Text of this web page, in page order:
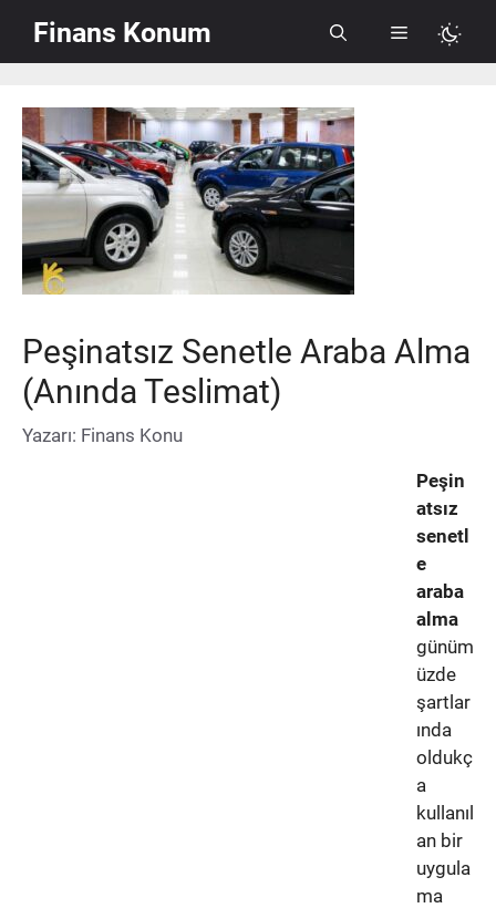
Finans Konum Menü
Peşinatsız Senetle Araba Alma
(Anında Teslimat)
Yazarı: Finans Konu
Peşin
atsız
senetl
e
araba
alma
günüm
üzde
şartlar
ında
oldukç
a
kullanıl
an bir
uygula
ma